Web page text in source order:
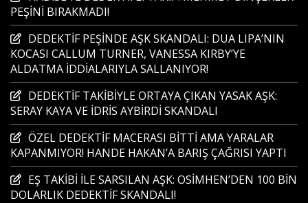
PEŞİNİ BIRAKMADI!
DEDEKTİF PEŞİNDE AŞK SKANDALI: DUA LIPA’NIN
KOCASI CALLUM TURNER, VANESSA KIRBY’YE
ALDATMA İDDİALARIYLA SALLANIYOR!
DEDEKTİF TAKİBİYLE ORTAYA ÇIKAN YASAK AŞK:
SERAY KAYA VE İDRİS AYBİRDİ SKANDALI
ÖZEL DEDEKTİF MACERASI BİTTİ AMA YARALAR
KAPANMIYOR! HANDE HAKAN’A BARIŞ ÇAĞRISI YAPTI
EŞ TAKİBİ İLE SARSILAN AŞK: OSİMHEN’DEN 100 BİN
DOLARLIK DEDEKTİF SKANDALI!